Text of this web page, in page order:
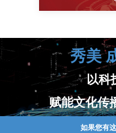
秀美
以科
赋能文化传
如果您有